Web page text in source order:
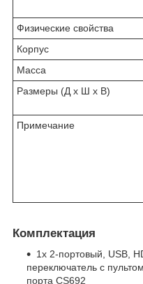
Физические свойства
Корпус
Масса
Размеры (Д х Ш х В)
Примечание
Комплектация
1x 2-портовый, USB,
переключатель с
порта CS692